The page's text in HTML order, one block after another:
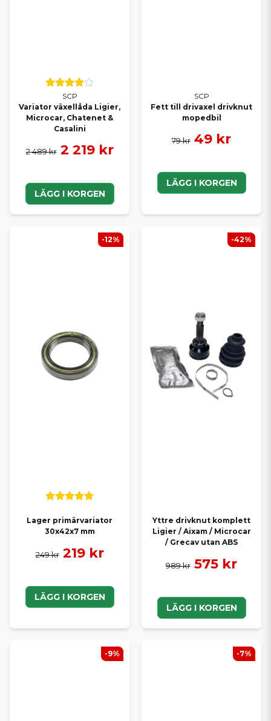
SCP
Variator växellåda Ligier,
Microcar, Chatenet &
Casalini
2 489 kr 2 219 kr
LÄGG I KORGEN
SCP
Fett till drivaxel drivknut
mopedbil
79 kr 49 kr
LÄGG I KORGEN
Lager primärvariator
30x42x7 mm
249 kr 219 kr
LÄGG I KORGEN
-12%
Yttre drivknut komplett
Ligier / Aixam / Microcar
/ Grecav utan ABS
989 kr 575 kr
LÄGG I KORGEN
-42%
-9% -7%